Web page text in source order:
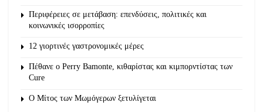
Περιφέρειες σε μετάβαση: επενδύσεις, πολιτικές και
κοινωνικές ισορροπίες
12 γιορτινές γαστρονομικές μέρες
Πέθανε ο Perry Bamonte, κιθαρίστας και κιμπορντίστας των
Cure
O Μίτος των Μωμόγερων ξετυλίγεται